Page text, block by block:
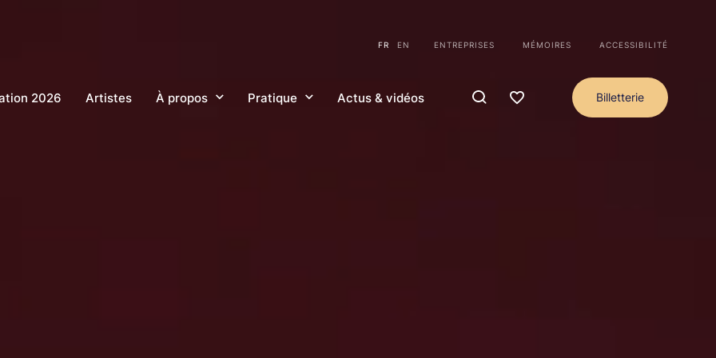
FR EN ENTREPRISES MÉMOIRES ACCESSIBILITÉ
2026 Artistes À propos Pratique Actus & vidéos Billetterie